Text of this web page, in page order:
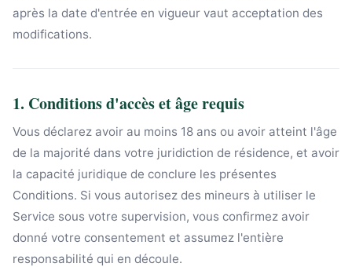
après la date d'entrée en vigueur vaut acceptation des
modifications.
1. Conditions d'accès et âge requis
Vous déclarez avoir au moins 18 ans ou avoir atteint l'âge
de la majorité dans votre juridiction de résidence, et avoir
la capacité juridique de conclure les présentes
Conditions. Si vous autorisez des mineurs à utiliser le
Service sous votre supervision, vous confirmez avoir
donné votre consentement et assumez l'entière
responsabilité qui en découle.